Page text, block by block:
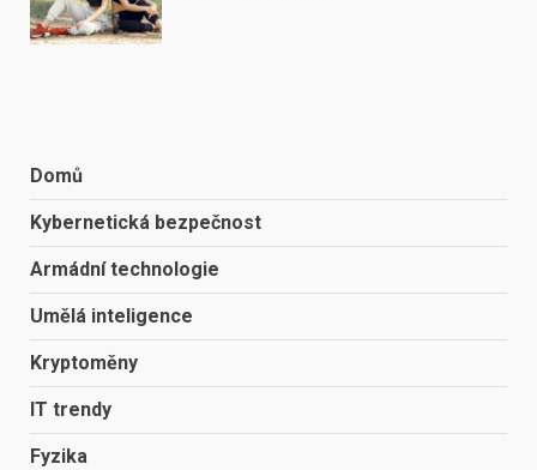
Domů
Kybernetická bezpečnost
Armádní technologie
Umělá inteligence
Kryptoměny
IT trendy
Fyzika